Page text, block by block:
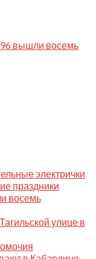
вышли восемь
электрички
праздники
восемь
улице в